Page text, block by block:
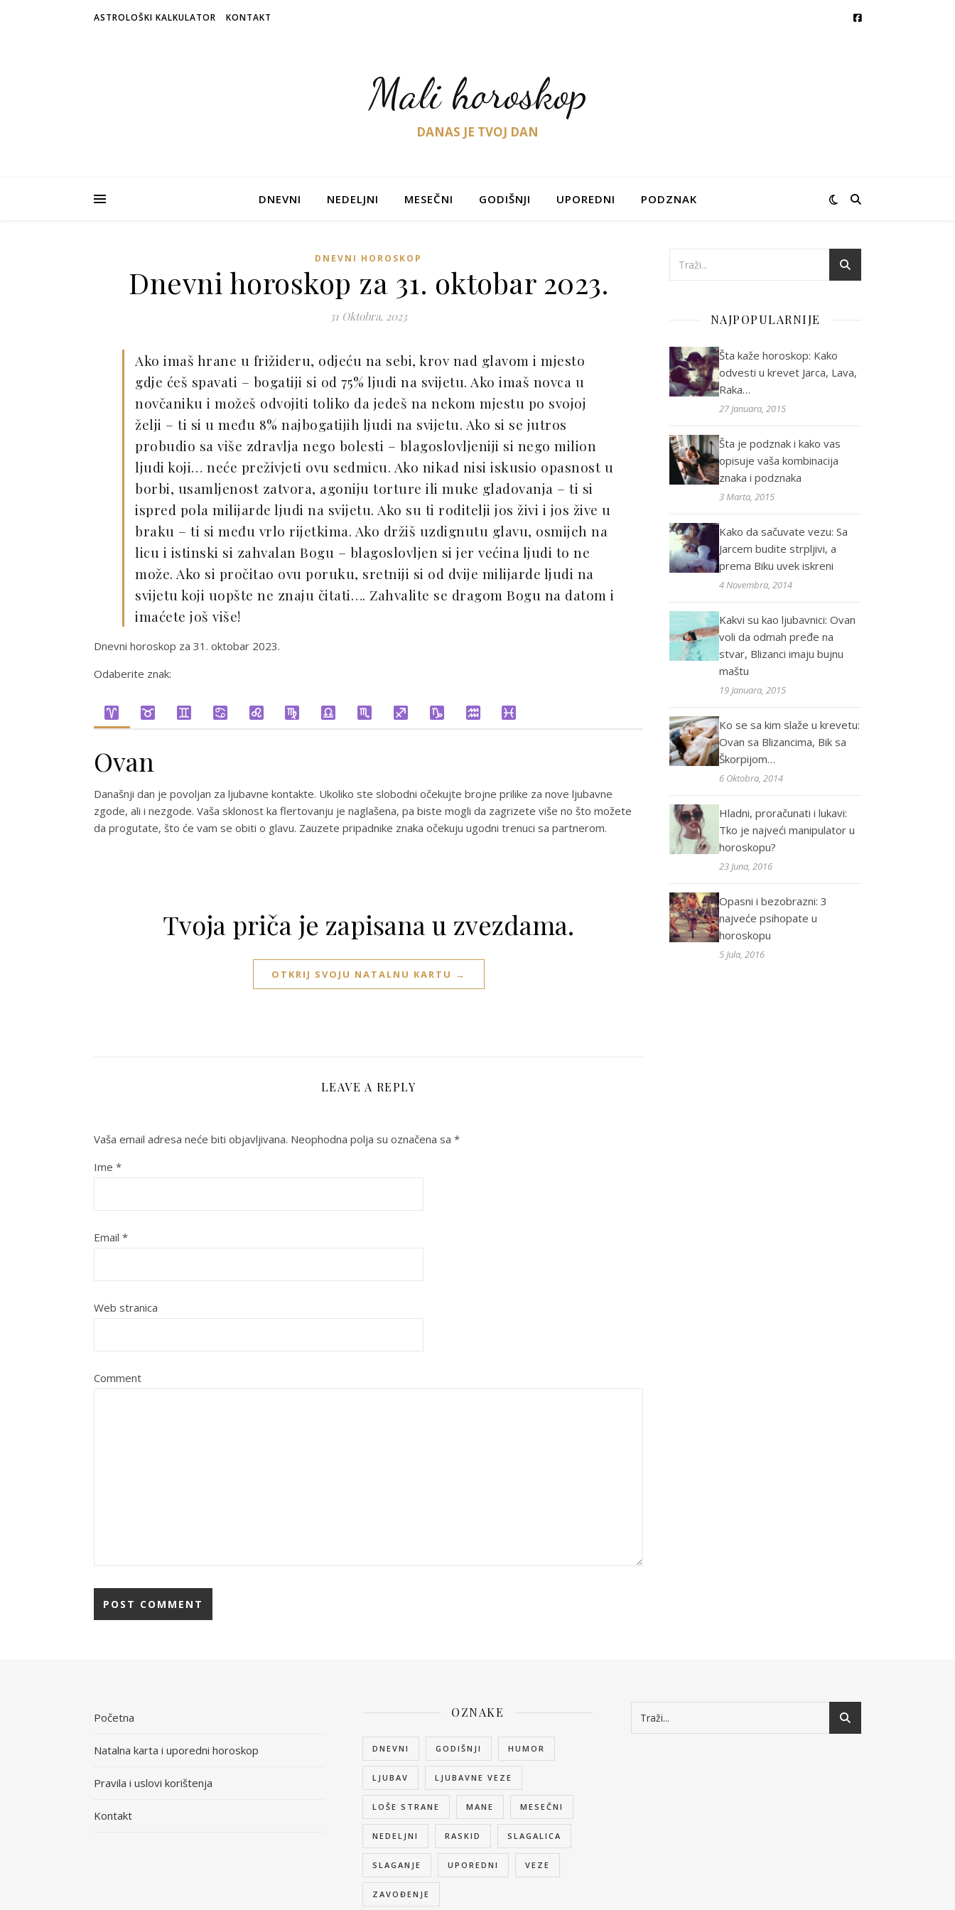
ASTROLOŠKI KALKULATOR KONTAKT
Mali horoskop
DANAS JE TVOJ DAN
DNEVNI NEDELJNI MESEČNI GODIŠNJI UPOREDNI PODZNAK
DNEVNI HOROSKOP
Dnevni horoskop za 31. oktobar 2023.
31 Oktobra, 2023
Ako imaš hrane u frižideru, odjeću na sebi, krov nad glavom i mjesto
gdje ćeš spavati – bogatiji si od 75% ljudi na svijetu. Ako imaš novca u
novčaniku i možeš odvojiti toliko da jedeš na nekom mjestu po svojoj
želji – ti si u među 8% najbogatijih ljudi na svijetu. Ako si se jutros
probudio sa više zdravlja nego bolesti – blagoslovljeniji si nego milion
ljudi koji… neće preživjeti ovu sedmicu. Ako nikad nisi iskusio opasnost u
borbi, usamljenost zatvora, agoniju torture ili muke gladovanja – ti si
ispred pola milijarde ljudi na svijetu. Ako su ti roditelji jos živi i jos žive u
braku – ti si među vrlo rijetkima. Ako držiš uzdignutu glavu, osmijeh na
licu i istinski si zahvalan Bogu – blagoslovljen si jer većina ljudi to ne
može. Ako si pročitao ovu poruku, sretniji si od dvije milijarde ljudi na
svijetu koji uopšte ne znaju čitati…. Zahvalite se dragom Bogu na datom i
imaćete još više!
Dnevni horoskop za 31. oktobar 2023.
Odaberite znak:
Ovan
Današnji dan je povoljan za ljubavne kontakte. Ukoliko ste slobodni očekujte brojne prilike za nove ljubavne
zgode, ali i nezgode. Vaša sklonost ka flertovanju je naglašena, pa biste mogli da zagrizete više no što možete
da progutate, što će vam se obiti o glavu. Zauzete pripadnike znaka očekuju ugodni trenuci sa partnerom.
Tvoja priča je zapisana u zvezdama.
OTKRIJ SVOJU NATALNU KARTU →
LEAVE A REPLY
Vaša email adresa neće biti objavljivana. Neophodna polja su označena sa *
Ime *
Email *
Web stranica
Comment
NAJPOPULARNIJE
Šta kaže horoskop: Kako
odvesti u krevet Jarca, Lava,
Raka…
27 Januara, 2015
Šta je podznak i kako vas
opisuje vaša kombinacija
znaka i podznaka
3 Marta, 2015
Kako da sačuvate vezu: Sa
Jarcem budite strpljivi, a
prema Biku uvek iskreni
4 Novembra, 2014
Kakvi su kao ljubavnici: Ovan
voli da odmah pređe na
stvar, Blizanci imaju bujnu
maštu
19 Januara, 2015
Ko se sa kim slaže u krevetu:
Ovan sa Blizancima, Bik sa
Škorpijom…
6 Oktobra, 2014
Hladni, proračunati i lukavi:
Tko je najveći manipulator u
horoskopu?
23 Juna, 2016
Opasni i bezobrazni: 3
najveće psihopate u
horoskopu
5 Jula, 2016
Početna
Natalna karta i uporedni horoskop
Pravila i uslovi korištenja
Kontakt
OZNAKE
DNEVNI GODIŠNJI HUMOR
LJUBAV LJUBAVNE VEZE
LOŠE STRANE MANE MESEČNI
NEDELJNI RASKID SLAGALICA
SLAGANJE UPOREDNI VEZE
ZAVOĐENJE